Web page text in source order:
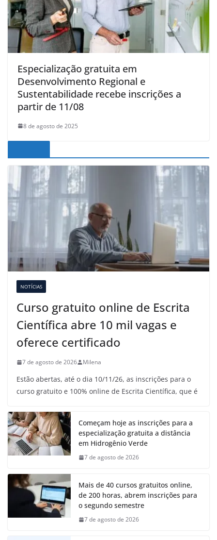
Especialização gratuita em
Desenvolvimento Regional e
Sustentabilidade recebe inscrições a
partir de 11/08
8 de agosto de 2025
NOTÍCIAS
Curso gratuito online de Escrita
Científica abre 10 mil vagas e
oferece certificado
7 de agosto de 2026 Milena
Estão abertas, até o dia 10/11/26, as inscrições para o
curso gratuito e 100% online de Escrita Científica, que é
Começam hoje as inscrições para a
especialização gratuita a distância
em Hidrogênio Verde
7 de agosto de 2026
Mais de 40 cursos gratuitos online,
de 200 horas, abrem inscrições para
o segundo semestre
7 de agosto de 2026